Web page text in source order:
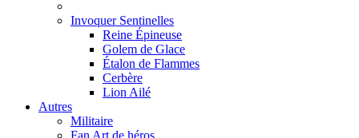
Invoquer Sentinelles
Reine Épineuse
Golem de Glace
Étalon de Flammes
Cerbère
Lion Ailé
Autres
Militaire